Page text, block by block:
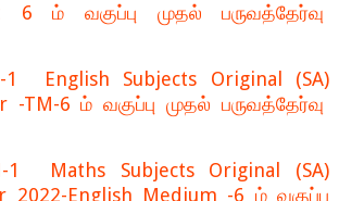
6 ம் வகுப்பு முதல் பருவத்தேர்வு
1 English Subjects Original (SA)
-TM-6 ம் வகுப்பு முதல் பருவத்தேர்வு
1 Maths Subjects Original (SA)
2022-English Medium -6 ம் வகுப்பு